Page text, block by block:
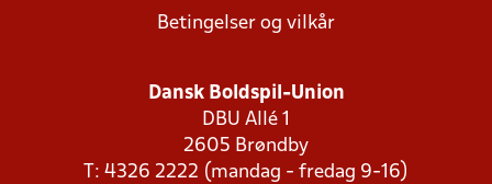
Betingelser og vilkår
Dansk Boldspil-Union
DBU Allé 1
2605 Brøndby
T: 4326 2222 (mandag - fredag 9-16)